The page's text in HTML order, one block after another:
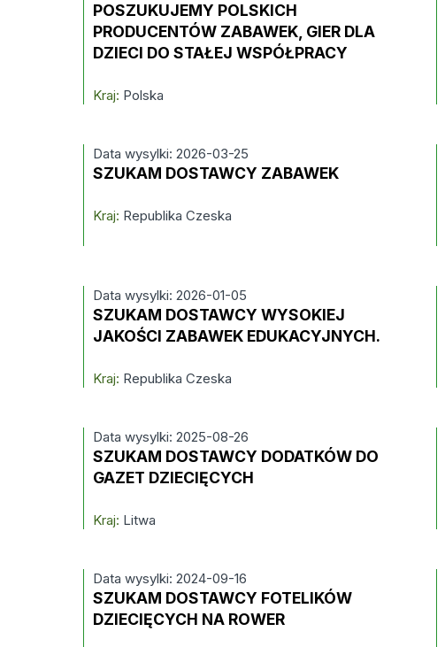
POSZUKUJEMY POLSKICH
PRODUCENTÓW ZABAWEK, GIER DLA
DZIECI DO STAŁEJ WSPÓŁPRACY
Kraj: Polska
Data wysylki: 2026-03-25
SZUKAM DOSTAWCY ZABAWEK
Kraj: Republika Czeska
Data wysylki: 2026-01-05
SZUKAM DOSTAWCY WYSOKIEJ
JAKOŚCI ZABAWEK EDUKACYJNYCH.
Kraj: Republika Czeska
Data wysylki: 2025-08-26
SZUKAM DOSTAWCY DODATKÓW DO
GAZET DZIECIĘCYCH
Kraj: Litwa
Data wysylki: 2024-09-16
SZUKAM DOSTAWCY FOTELIKÓW
DZIECIĘCYCH NA ROWER